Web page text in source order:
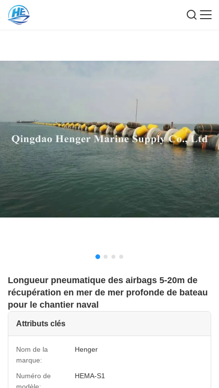
Longueur pneumatique des airbags 5-20m de
récupération en mer de mer profonde de bateau
pour le chantier naval
Attributs clés
Nom de la
marque:
Henger
Numéro de
HEMA-S1